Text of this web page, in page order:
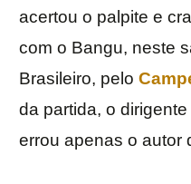
acertou o palpite e
com o Bangu, neste
Brasileiro, pelo
da partida, o dirigente
errou apenas o autor